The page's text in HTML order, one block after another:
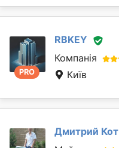
PRO
RBKEY
Компанія
Київ
Дмитрий Кот